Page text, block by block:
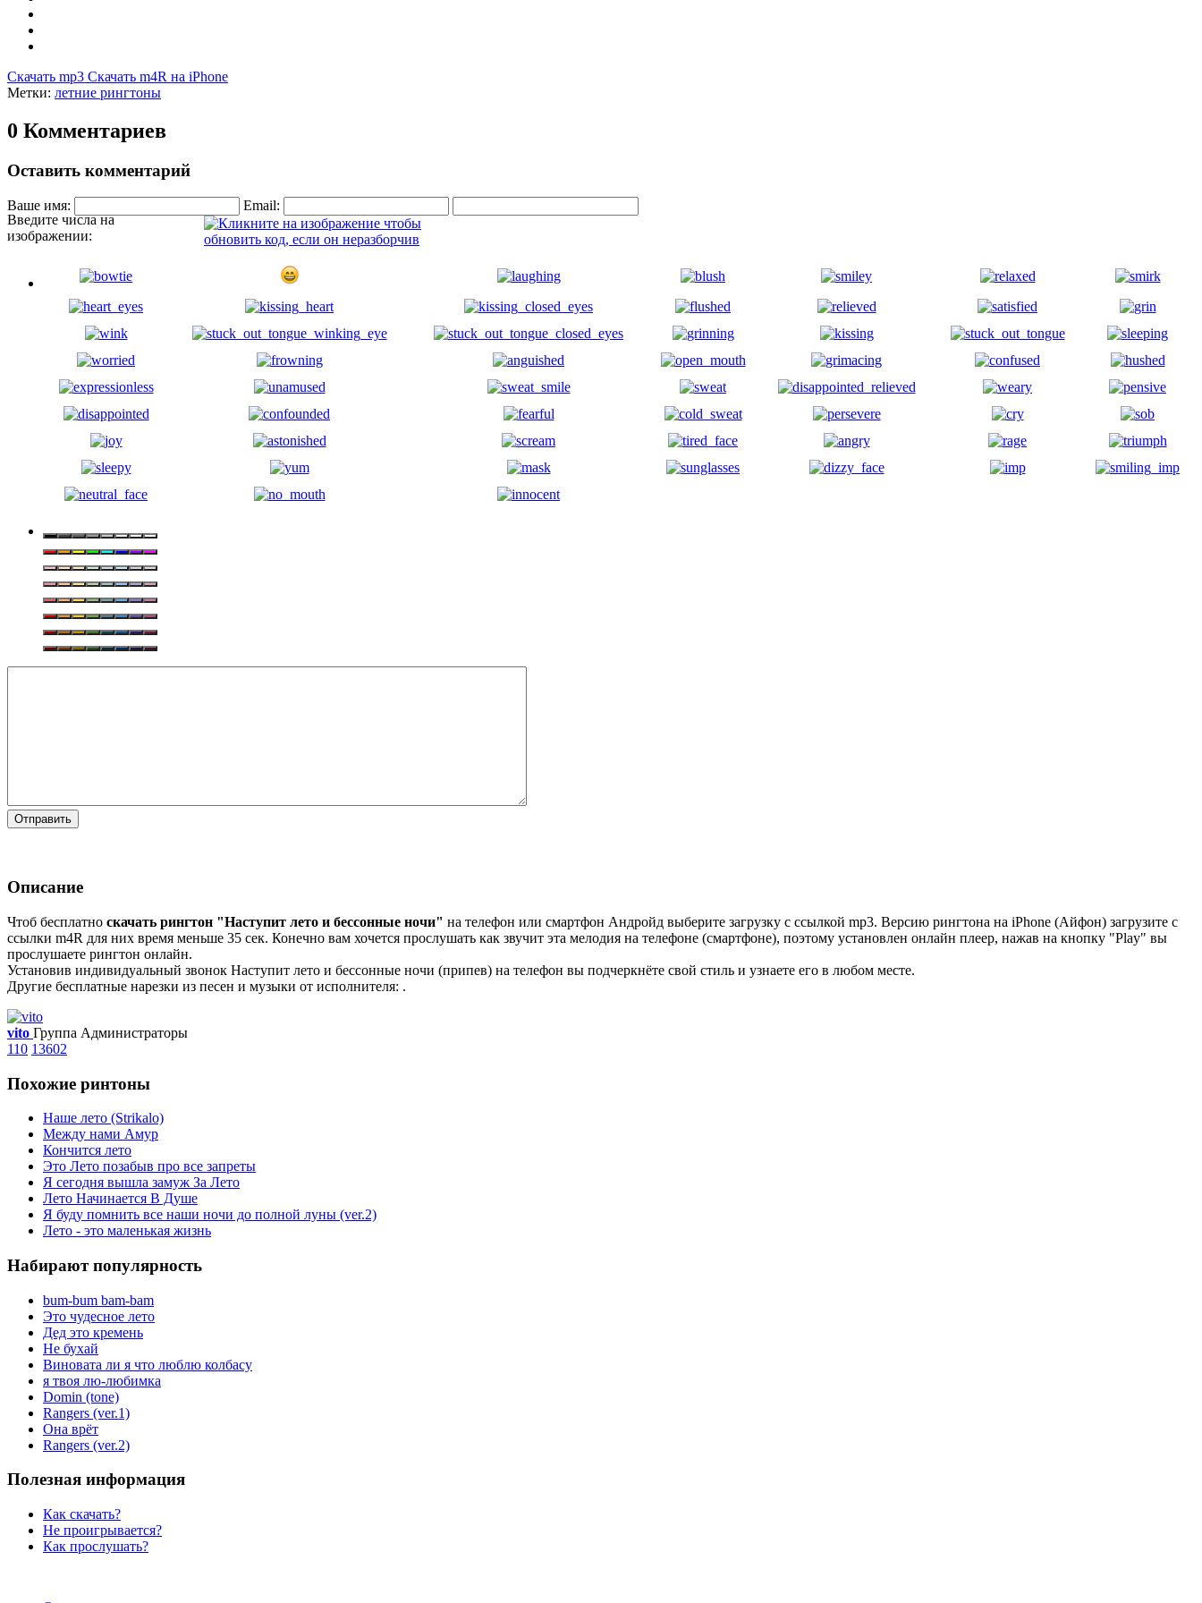
Скачать mp3 Скачать m4R на iPhone
Метки: летние рингтоны
0 Комментариев
Оставить комментарий
Ваше имя:
Email:
Введите числа на
изображении:
Отправить
Описание
Чтоб бесплатно скачать рингтон "Наступит лето и бессонные ночи" на телефон или смартфон Андройд выберите загрузку с ссылкой mp3. Версию рингтона на iPhone (Айфон) загрузите с
ссылки m4R для них время меньше 35 сек. Конечно вам хочется прослушать как звучит эта мелодия на телефоне (смартфоне), поэтому установлен онлайн плеер, нажав на кнопку "Play" вы
прослушаете рингтон онлайн.
Установив индивидуальный звонок Наступит лето и бессонные ночи (припев) на телефон вы подчеркнёте свой стиль и узнаете его в любом месте.
Другие бесплатные нарезки из песен и музыки от исполнителя: .
vito Группа Администраторы
110 13602
Похожие ринтоны
Наше лето (Strikalo)
Между нами Амур
Кончится лето
Это Лето позабыв про все запреты
Я сегодня вышла замуж За Лето
Лето Начинается В Душе
Я буду помнить все наши ночи до полной луны (ver.2)
Лето - это маленькая жизнь
Набирают популярность
bum-bum bam-bam
Это чудесное лето
Дед это кремень
Не бухай
Виновата ли я что люблю колбасу
я твоя лю-любимка
Domin (tone)
Rangers (ver.1)
Она врёт
Rangers (ver.2)
Полезная информация
Как скачать?
Не проигрывается?
Как прослушать?